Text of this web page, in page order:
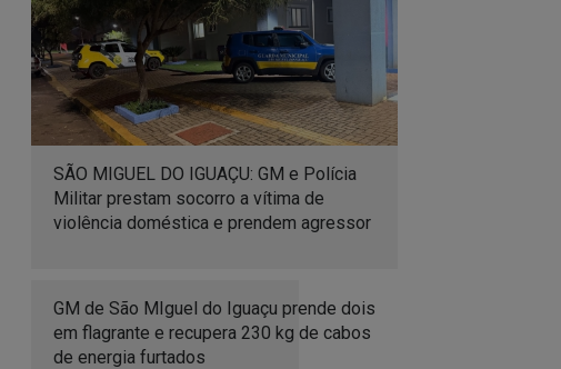
SÃO MIGUEL DO IGUAÇU: GM e Polícia
Militar prestam socorro a vítima de
violência doméstica e prendem agressor
GM de São MIguel do Iguaçu prende dois
em flagrante e recupera 230 kg de cabos
de energia furtados